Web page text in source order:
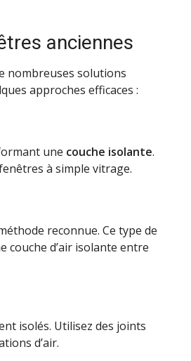
anciennes
nombreuses solutions
approches efficaces :
une couche isolante.
à simple vitrage.
reconnue. Ce type de
couche d’air isolante entre
isolés. Utilisez des joints
d’air.